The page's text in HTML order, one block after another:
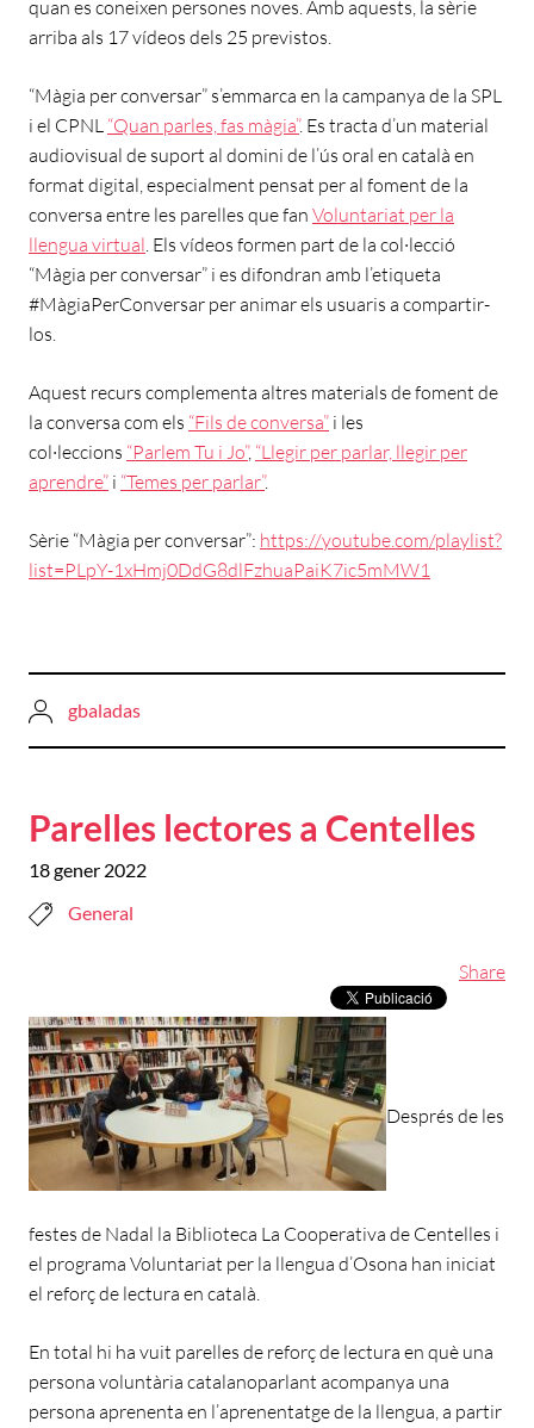
quan es coneixen persones noves. Amb aquests, la sèrie
arriba als 17 vídeos dels 25 previstos.
“Màgia per conversar” s’emmarca en la campanya de la SPL
i el CPNL “Quan parles, fas màgia”. Es tracta d’un material
audiovisual de suport al domini de l’ús oral en català en
format digital, especialment pensat per al foment de la
conversa entre les parelles que fan Voluntariat per la
llengua virtual . Els vídeos formen part de la col·lecció
“Màgia per conversar” i es difondran amb l’etiqueta
#MàgiaPerConversar per animar els usuaris a compartir-
los.
Aquest recurs complementa altres materials de foment de
la conversa com els “Fils de conversa” i les
col·leccions “Parlem Tu i Jo”, “Llegir per parlar, llegir per
aprendre” i “Temes per parlar”.
Sèrie “Màgia per conversar”: https://youtube.com/playlist?
list=PLpY-1xHmj0DdG8dlFzhuaPaiK7ic5mMW1
gbaladas
Parelles lectores a Centelles
18 gener 2022
General
Share
Després de les
festes de Nadal la Biblioteca La Cooperativa de Centelles i
el programa Voluntariat per la llengua d’Osona han iniciat
el reforç de lectura en català.
En total hi ha vuit parelles de reforç de lectura en què una
persona voluntària catalanoparlant acompanya una
persona aprenenta en l’aprenentatge de la llengua, a partir